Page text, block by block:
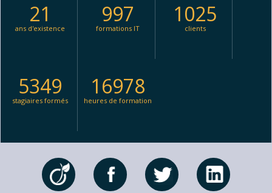
21
ans d'existence
997
formations IT
1025
clients
5349
stagiaires formés
16978
heures de formation